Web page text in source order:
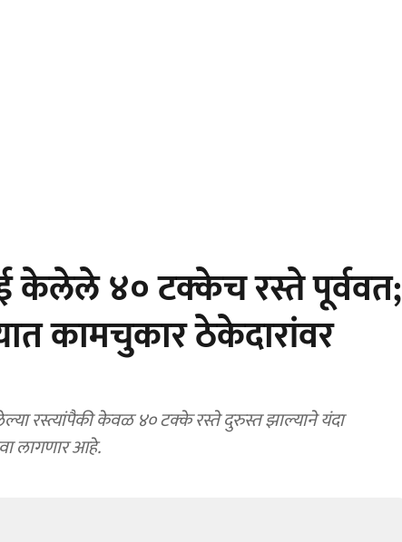
केलेले ४० टक्केच रस्ते पूर्ववत;
कामचुकार ठेकेदारांवर
रस्त्यांपैकी केवळ ४० टक्के रस्ते दुरुस्त झाल्याने यंदा
लागणार आहे.